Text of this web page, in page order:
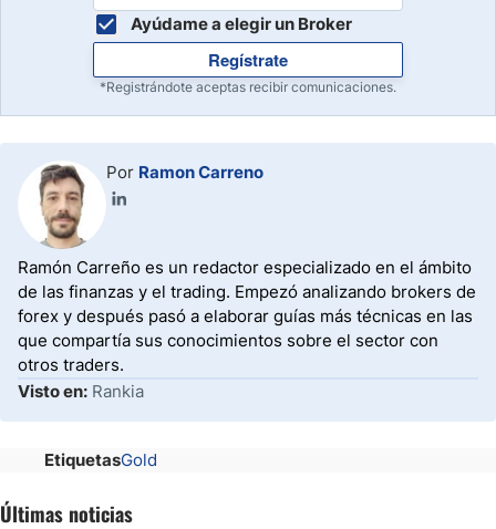
Ayúdame a elegir un Broker
Regístrate
*Registrándote aceptas recibir comunicaciones.
Por Ramon Carreno
Ramón Carreño es un redactor especializado en el ámbito
de las finanzas y el trading. Empezó analizando brokers de
forex y después pasó a elaborar guías más técnicas en las
que compartía sus conocimientos sobre el sector con
otros traders.
Visto en: Rankia
EtiquetasGold
Últimas noticias